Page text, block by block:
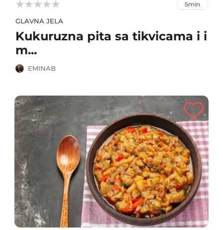


 5min
GLAVNA JELA
Kukuruzna pita sa tikvicama i i
m...
EMINAB